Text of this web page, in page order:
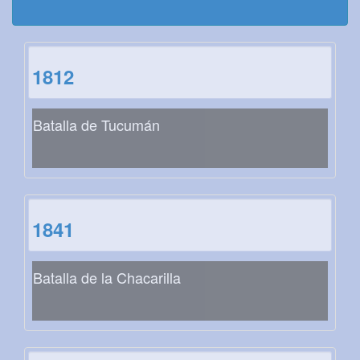
1812
Batalla de Tucumán
1841
Batalla de la Chacarilla